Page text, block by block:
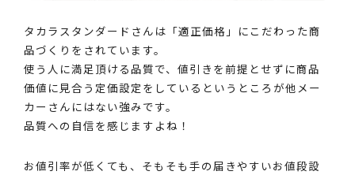
タカラスタンダードさんは「適正価格」にこだわった商
品づくりをされています。
使う人に満足頂ける品質で、値引きを前提とせずに商品
価値に見合う定価設定をしているというところが他メー
カーさんにはない強みです。
品質への自信を感じますよね！
お値引率が低くても、そもそも手の届きやすいお値段設